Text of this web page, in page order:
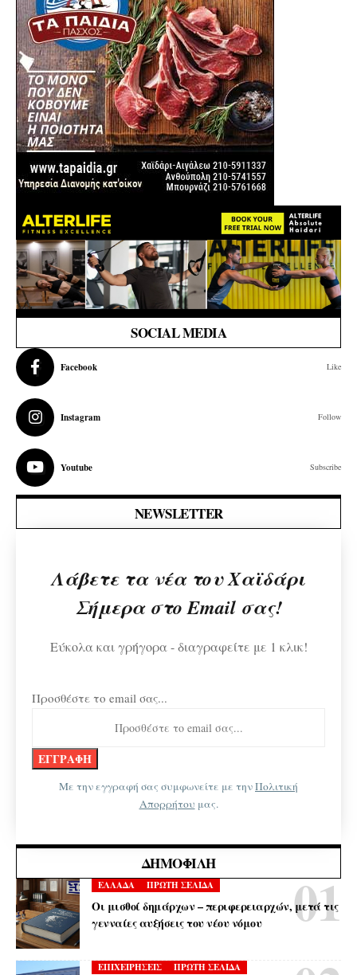
SOCIAL MEDIA
Facebook Like
Instagram Follow
Youtube Subscribe
NEWSLETTER
Λάβετε τα νέα του Χαϊδάρι
Σήμερα στο Email σας!
Εύκολα και γρήγορα - διαγραφείτε με 1 κλικ!
Προσθέστε το email σας...
Με την εγγραφή σας συμφωνείτε με τηνΠολιτική
Απορρήτου μας.
ΔΗΜΟΦΙΛΉ
ΕΛΛΑΔΑ ΠΡΩΤΗ ΣΕΛΙΔΑ
Οι μισθοί δημάρχων – περιφερειαρχών, μετά τις
γενναίες αυξήσεις του νέου νόμου
ΕΠΙΧΕΙΡΗΣΕΙΣ ΠΡΩΤΗ ΣΕΛΙΔΑ